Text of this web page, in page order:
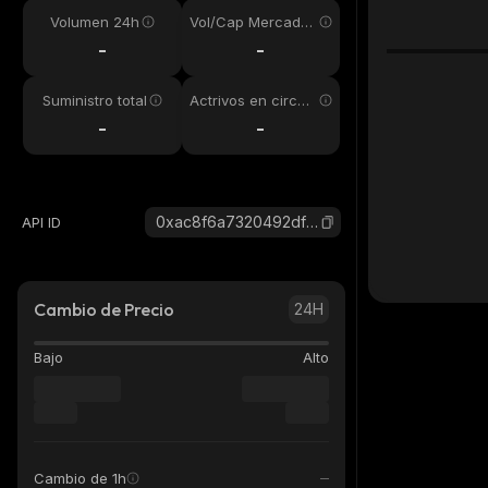
Volumen 24h
-
Vol/Cap Mercado
-
Suministro total
-
Actrivos en circul
-
API ID 0xac8f6a7320492df3d2cec664a0768ac74aa565fc_ethereum
Cambio de Precio 24H
Bajo Alto
Cambio de 1h